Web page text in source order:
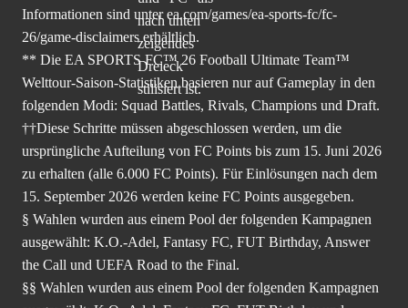
Informationen sind unterea.com/games/ea-sports-fc/fc-
26/game-disclaimers erhältlich.
** Die EA SPORTS FC™ 26 Football Ultimate Team™
Welttour-Saison-Statistiken basieren nur auf Gameplay in den
folgenden Modi: Squad Battles, Rivals, Champions und Draft.
††Diese Schritte müssen abgeschlossen werden, um die
ursprüngliche Aufteilung von FC Points bis zum 15. Juni 2026
zu erhalten (alle 6.000 FC Points). Für Einlösungen nach dem
15. September 2026 werden keine FC Points ausgegeben.
§ Wahlen wurden aus einem Pool der folgenden Kampagnen
ausgewählt: K.O.-Adel, Fantasy FC, FUT Birthday, Answer
the Call und UEFA Road to the Final.
§§ Wahlen wurden aus einem Pool der folgenden Kampagnen